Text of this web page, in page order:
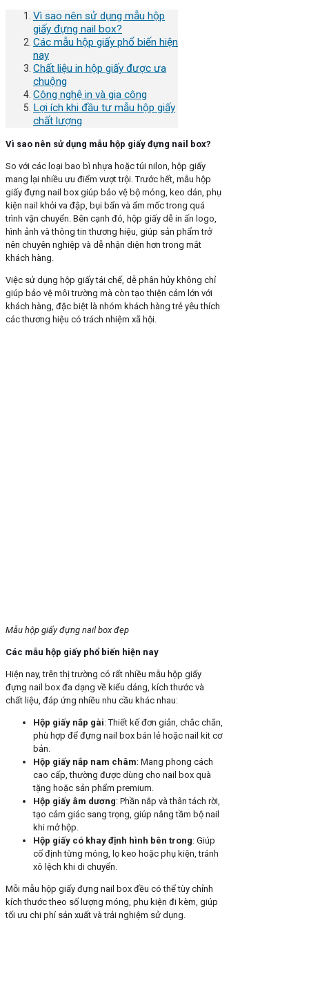
Vì sao nên sử dụng mẫu hộp
giấy đựng nail box?
Các mẫu hộp giấy phổ biến hiện
nay
Chất liệu in hộp giấy được ưa
chuộng
Công nghệ in và gia công
Lợi ích khi đầu tư mẫu hộp giấy
chất lượng
Vì sao nên sử dụng mẫu hộp giấy đựng nail box?
So với các loại bao bì nhựa hoặc túi nilon, hộp giấy
mang lại nhiều ưu điểm vượt trội. Trước hết, mẫu hộp
giấy đựng nail box giúp bảo vệ bộ móng, keo dán, phụ
kiện nail khỏi va đập, bụi bẩn và ẩm mốc trong quá
trình vận chuyển. Bên cạnh đó, hộp giấy dễ in ấn logo,
hình ảnh và thông tin thương hiệu, giúp sản phẩm trở
nên chuyên nghiệp và dễ nhận diện hơn trong mắt
khách hàng.
Việc sử dụng hộp giấy tái chế, dễ phân hủy không chỉ
giúp bảo vệ môi trường mà còn tạo thiện cảm lớn với
khách hàng, đặc biệt là nhóm khách hàng trẻ yêu thích
các thương hiệu có trách nhiệm xã hội.
Mẫu hộp giấy đựng nail box đẹp
Các mẫu hộp giấy phổ biến hiện nay
Hiện nay, trên thị trường có rất nhiều mẫu hộp giấy
đựng nail box đa dạng về kiểu dáng, kích thước và
chất liệu, đáp ứng nhiều nhu cầu khác nhau:
Hộp giấy nắp gài: Thiết kế đơn giản, chắc chắn,
phù hợp để đựng nail box bán lẻ hoặc nail kit cơ
bản.
Hộp giấy nắp nam châm: Mang phong cách
cao cấp, thường được dùng cho nail box quà
tặng hoặc sản phẩm premium.
Hộp giấy âm dương: Phần nắp và thân tách rời,
tạo cảm giác sang trọng, giúp nâng tầm bộ nail
khi mở hộp.
Hộp giấy có khay định hình bên trong: Giúp
cố định từng móng, lọ keo hoặc phụ kiện, tránh
xô lệch khi di chuyển.
Mỗi mẫu hộp giấy đựng nail box đều có thể tùy chỉnh
kích thước theo số lượng móng, phụ kiện đi kèm, giúp
tối ưu chi phí sản xuất và trải nghiệm sử dụng.